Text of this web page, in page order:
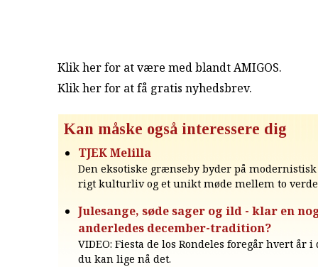
Klik her for at være med blandt AMIGOS.
Klik her for at få gratis nyhedsbrev.
Kan måske også interessere dig
TJEK Melilla
Den eksotiske grænseby byder på
rigt kulturliv og et unikt møde mellem to
Julesange, søde sager og ild - klar en
anderledes december-tradition?
VIDEO: Fiesta de los Rondeles foregår hvert år i
du kan lige nå det.